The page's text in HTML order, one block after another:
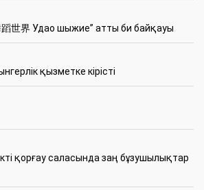
世界 Удао шыжие” атты би байқауы
қызметке кірісті
қорғау саласында заң бұзушылықтар